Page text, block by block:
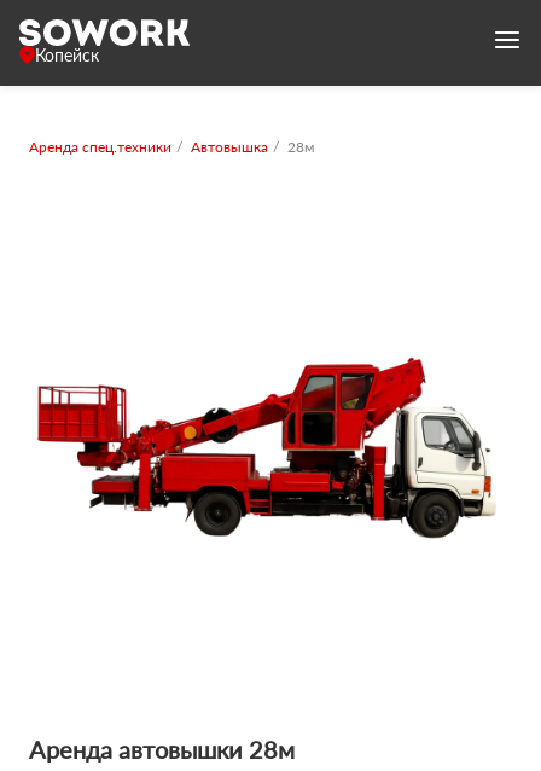
Копейск
Аренда спец.техники Автовышка 28м
Аренда автовышки 28м